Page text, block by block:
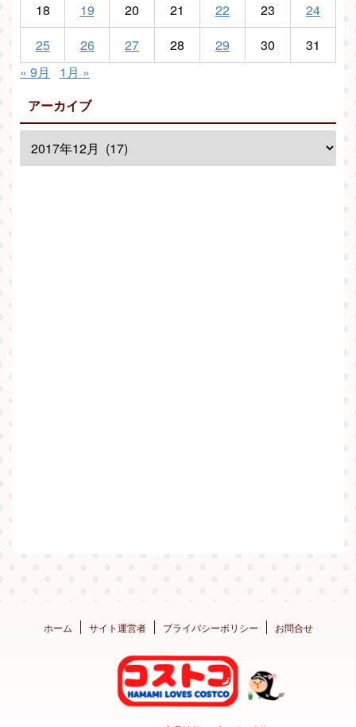
18
19 20 21 22 23
24
25
26 27 28 29 30
31
« 9月
1月 »
アーカイブ
ホーム サイト運営者 プライバシーポリシー お問合せ